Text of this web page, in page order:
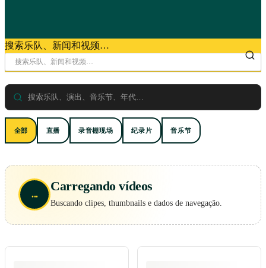
搜索乐队、新闻和视频…
全部 直播 录音棚现场 纪录片 音乐节
...
Carregando vídeos
Buscando clipes, thumbnails e dados de navegação.